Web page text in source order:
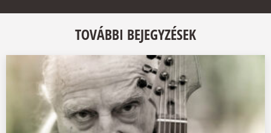
TOVÁBBI BEJEGYZÉSEK